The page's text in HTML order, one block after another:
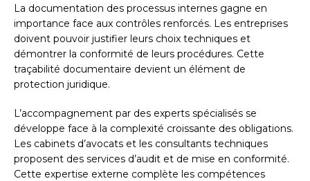
La documentation des processus internes gagne en
importance face aux contrôles renforcés. Les entreprises
doivent pouvoir justifier leurs choix techniques et
démontrer la conformité de leurs procédures. Cette
traçabilité documentaire devient un élément de
protection juridique.
L’accompagnement par des experts spécialisés se
développe face à la complexité croissante des obligations.
Les cabinets d’avocats et les consultants techniques
proposent des services d’audit et de mise en conformité.
Cette expertise externe complète les compétences